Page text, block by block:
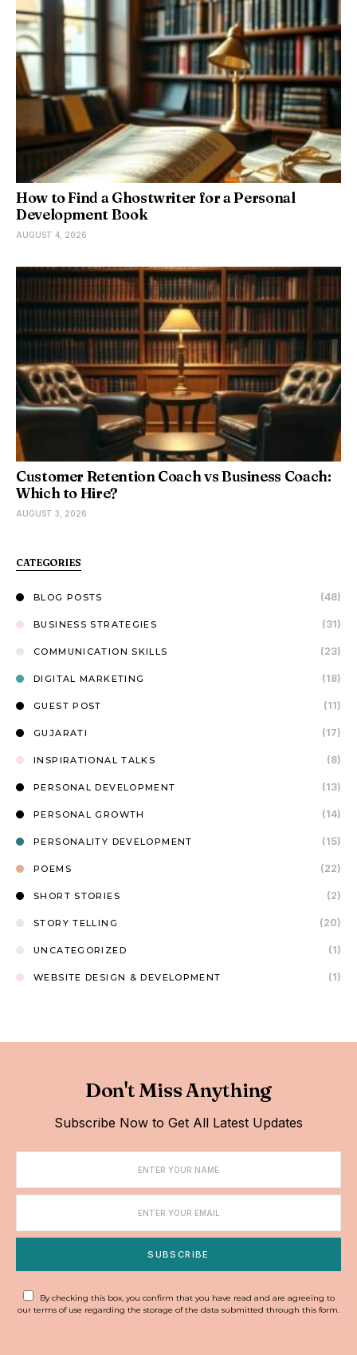
How to Find a Ghostwriter for a Personal
Development Book
AUGUST 4, 2026
Customer Retention Coach vs Business Coach:
Which to Hire?
AUGUST 3, 2026
CATEGORIES
BLOG POSTS (48)
BUSINESS STRATEGIES (31)
COMMUNICATION SKILLS (23)
DIGITAL MARKETING (18)
GUEST POST (11)
GUJARATI (17)
INSPIRATIONAL TALKS (8)
PERSONAL DEVELOPMENT (13)
PERSONAL GROWTH (14)
PERSONALITY DEVELOPMENT (15)
POEMS (22)
SHORT STORIES (2)
STORY TELLING (20)
UNCATEGORIZED (1)
WEBSITE DESIGN & DEVELOPMENT (1)
Don't Miss Anything
Subscribe Now to Get All Latest Updates
SUBSCRIBE
By checking this box, you confirm that you have read and are agreeing to
our terms of use regarding the storage of the data submitted through this form.